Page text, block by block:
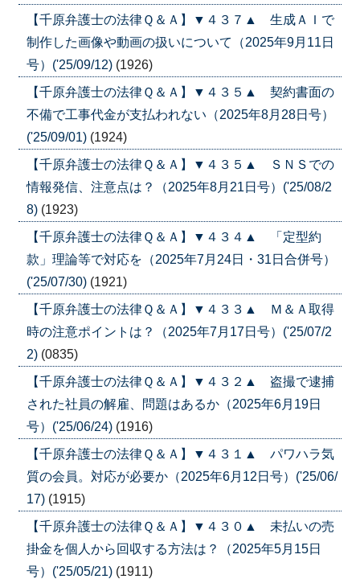
【千原弁護士の法律Ｑ＆Ａ】▼４３７▲ 生成ＡＩで
制作した画像や動画の扱いについて（2025年9月11日
号）('25/09/12) (1926)
【千原弁護士の法律Ｑ＆Ａ】▼４３５▲ 契約書面の
不備で工事代金が支払われない（2025年8月28日号）
('25/09/01) (1924)
【千原弁護士の法律Ｑ＆Ａ】▼４３５▲ ＳＮＳでの
情報発信、注意点は？（2025年8月21日号）('25/08/2
8) (1923)
【千原弁護士の法律Ｑ＆Ａ】▼４３４▲ 「定型約
款」理論等で対応を（2025年7月24日・31日合併号）
('25/07/30) (1921)
【千原弁護士の法律Ｑ＆Ａ】▼４３３▲ Ｍ＆Ａ取得
時の注意ポイントは？（2025年7月17日号）('25/07/2
2) (0835)
【千原弁護士の法律Ｑ＆Ａ】▼４３２▲ 盗撮で逮捕
された社員の解雇、問題はあるか（2025年6月19日
号）('25/06/24) (1916)
【千原弁護士の法律Ｑ＆Ａ】▼４３１▲ パワハラ気
質の会員。対応が必要か（2025年6月12日号）('25/06/
17) (1915)
【千原弁護士の法律Ｑ＆Ａ】▼４３０▲ 未払いの売
掛金を個人から回収する方法は？（2025年5月15日
号）('25/05/21) (1911)